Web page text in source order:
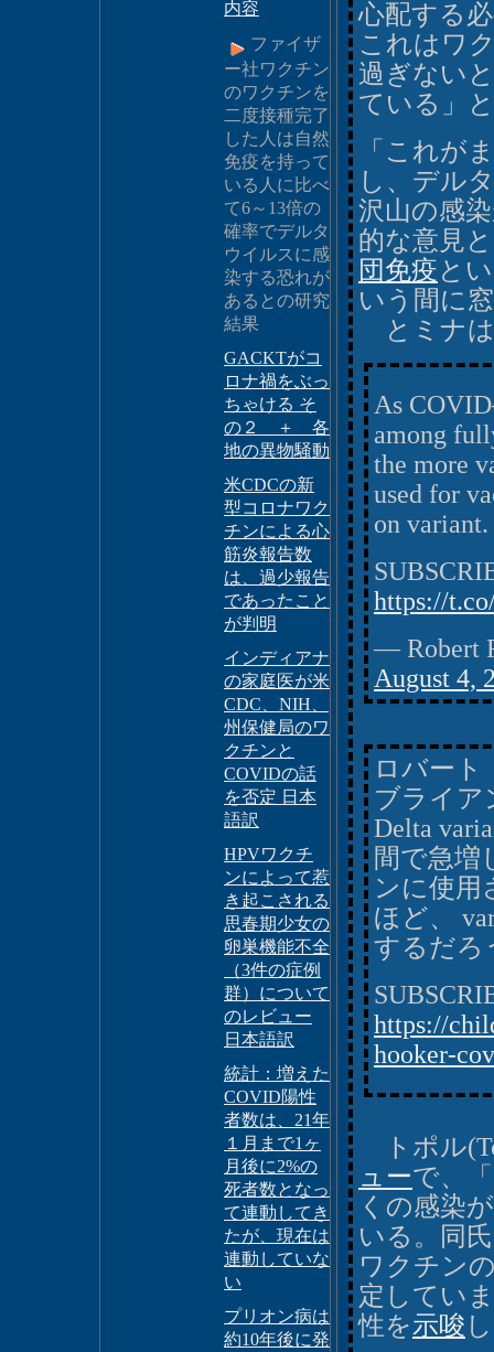
内容
ファイザ
ー社ワクチン
のワクチンを
二度接種完了
した人は自然
免疫を持って
いる人に比べ
て6～13倍の
確率でデルタ
ウイルスに感
染する恐れが
あるとの研究
結果
GACKTがコ
ロナ禍をぶっ
ちゃける そ
の２ ＋ 各
地の異物騒動
米CDCの新
型コロナワク
チンによる心
筋炎報告数
は、過少報告
であったこと
が判明
インディアナ
の家庭医が米
CDC、NIH、
州保健局のワ
クチンと
COVIDの話
を否定 日本
語訳
HPVワクチ
ンによって惹
き起こされる
思春期少女の
卵巣機能不全
（3件の症例
群）について
のレビュー
日本語訳
統計：増えた
COVID陽性
者数は、21年
１月まで1ヶ
月後に2%の
死者数となっ
て連動してき
たが、現在は
連動していな
い
プリオン病は
約10年後に発
心配する
これはワ
過ぎない
ている」
「これが
し、デル
沢山の感
的な意見
団免疫と
いう間に
とミナ
As
among
the more
used for
on variant.
https://
— Robert
August 4,
ロバート
ブライア
Delta
間で急増
ンに使用
ほど、
するだろ
https://
hooker-
トポル
ューで、
くの感染
いる。同
ワクチン
定してい
性を示唆